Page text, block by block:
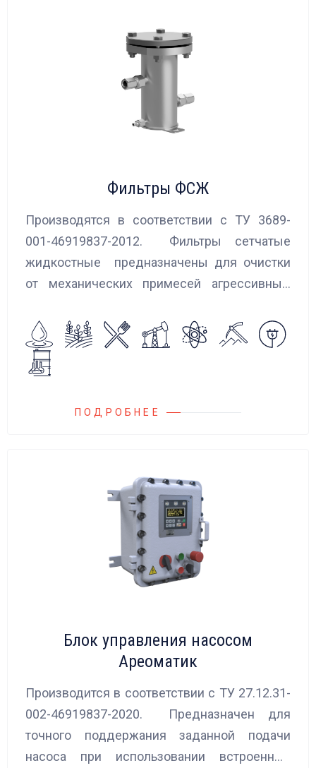
Фильтры ФСЖ
Производятся в соответствии с ТУ 3689-
001-46919837-2012. Фильтры сетчатые
жидкостные предназначены для очистки
от механических примесей агрессивных,
и суспензий. Фильтры устанавливаются
на всасывающих линиях дозировочных
насосных агрегатов и установок.
ПОДРОБНЕЕ
Блок управления насосом
Ареоматик
Производится в соответствии с ТУ 27.12.31-
002-46919837-2020. Предназначен для
точного поддержания заданной подачи
насоса при использовании встроенных